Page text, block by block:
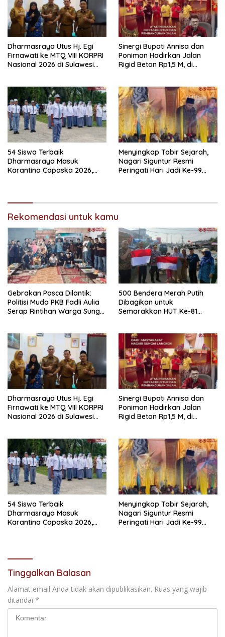
Dharmasraya Utus Hj. Egi
Firnawati ke MTQ VIII KORPRI
Nasional 2026 di Sulawesi
Sinergi Bupati Annisa dan
Poniman Hadirkan Jalan
Rigid Beton Rp1,5 M, di
Kasih
54 Siswa Terbaik
Dharmasraya Masuk
Karantina Capaska 2026,
Menyingkap Tabir Sejarah,
Nagari Siguntur Resmi
Peringati Hari Jadi Ke-99
Rekomendasi untuk kamu
Gebrakan Pasca Dilantik:
Politisi Muda PKB Fadli Aulia
Serap Rintihan Warga Sungai
500 Bendera Merah Putih
Dibagikan untuk
Semarakkan HUT Ke-81
Dharmasraya Utus Hj. Egi
Firnawati ke MTQ VIII KORPRI
Nasional 2026 di Sulawesi
Sinergi Bupati Annisa dan
Poniman Hadirkan Jalan
Rigid Beton Rp1,5 M, di
Kasih
54 Siswa Terbaik
Dharmasraya Masuk
Karantina Capaska 2026,
Menyingkap Tabir Sejarah,
Nagari Siguntur Resmi
Peringati Hari Jadi Ke-99
Tinggalkan Balasan
Alamat email Anda tidak akan dipublikasikan. Ruas yang wajib
ditandai *